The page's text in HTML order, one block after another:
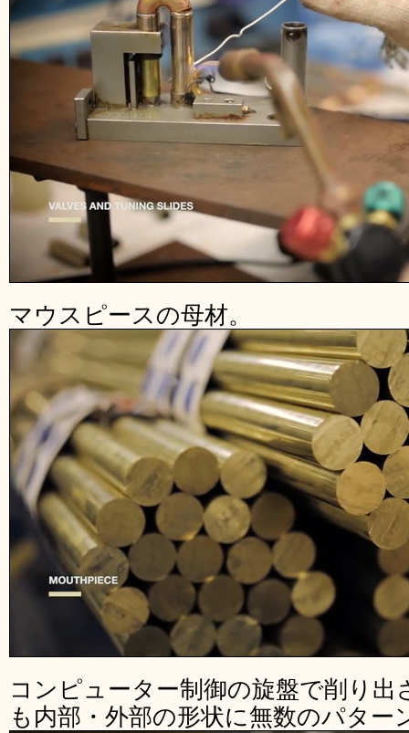
マウスピースの母材。
コンピューター制御の旋盤で削り
も内部・外部の形状に無数のパター